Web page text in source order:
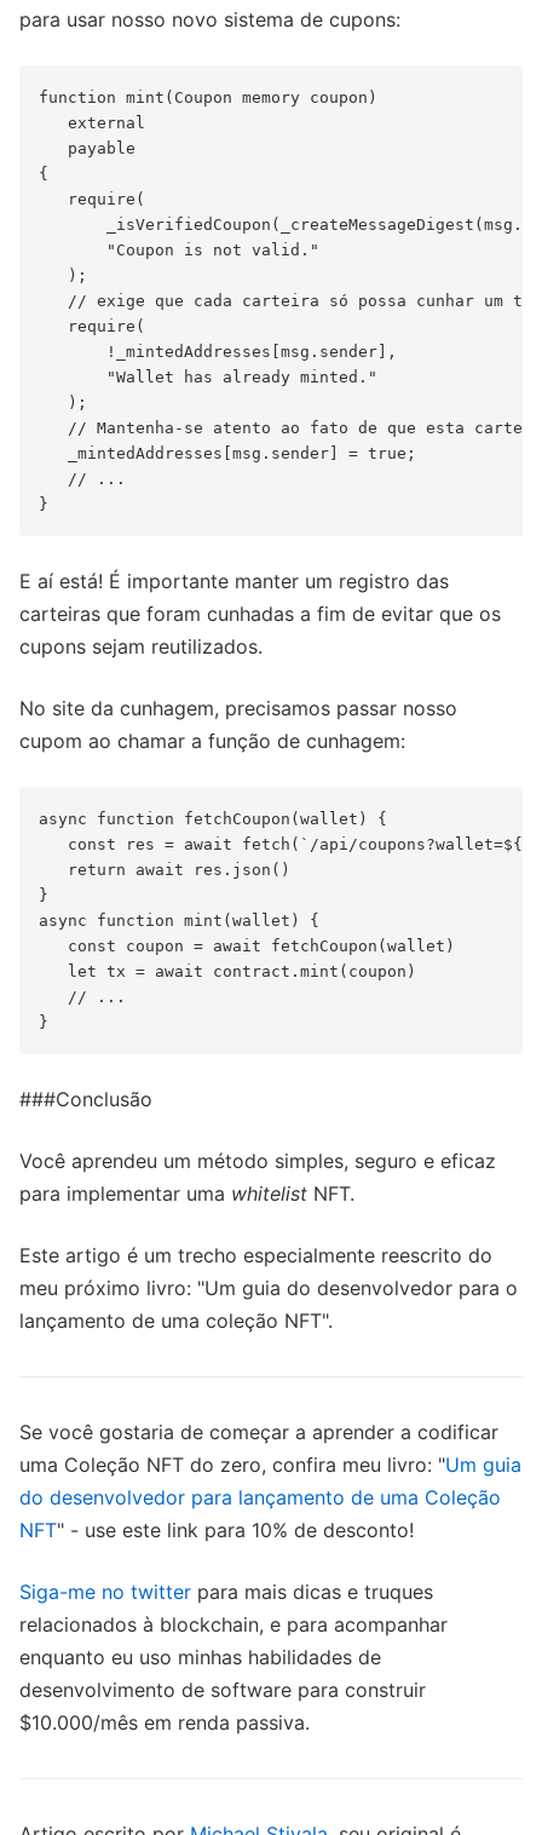
para usar nosso novo sistema de cupons:
function mint(Coupon memory coupon)
   external
   payable
{
   require(
       "Coupon is not valid."
   );
// exige que cada carteira só possa cunhar um
   require(
       !_mintedAddresses[msg.sender],
       "Wallet has already minted."
   );
// Mantenha-se atento ao fato de que esta
   _mintedAddresses[msg.sender] = true;
   // ...
E aí está! É importante manter um registro das
carteiras que foram cunhadas a fim de evitar que os
cupons sejam reutilizados.
No site da cunhagem, precisamos passar nosso
cupom ao chamar a função de cunhagem:
async function fetchCoupon(wallet) {
const res = await fetch(`/api/
   return await res.json()
}
async function mint(wallet) {
   const coupon = await fetchCoupon(wallet)
   let tx = await contract.mint(coupon)
   // ...
###Conclusão
Você aprendeu um método simples, seguro e eficaz
para implementar uma whitelist NFT.
Este artigo é um trecho especialmente reescrito do
meu próximo livro: "Um guia do desenvolvedor para o
lançamento de uma coleção NFT".
Se você gostaria de começar a aprender a codificar
uma Coleção NFT do zero, confira meu livro: "Um guia
do desenvolvedor para lançamento de uma Coleção
NFT" - use este link para 10% de desconto!
Siga-me no twitter para mais dicas e truques
relacionados à blockchain, e para acompanhar
enquanto eu uso minhas habilidades de
desenvolvimento de software para construir
$10.000/mês em renda passiva.